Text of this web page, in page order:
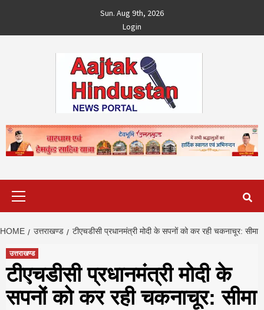
content
Sun. Aug 9th, 2026
Login
HOME उत्तराखण्ड टीएचडीसी प्रधानमंत्री मोदी के सपनों को कर रही चकनाचूर: सीमा
उत्तराखण्ड
टीएचडीसी प्रधानमंत्री मोदी के
सपनों को कर रही चकनाचूर: सीमा